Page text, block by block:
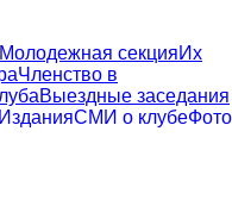
Молодежная секцияИх
Членство в
Выездные заседания
ИзданияСМИ о клубеФото